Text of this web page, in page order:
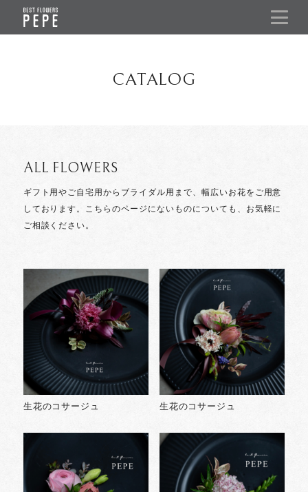
CATALOG
ALL FLOWERS
ギフト用やご自宅用からブライダル用まで、幅広いお花をご用意
しております。 こちらのページにないものについても、お気軽に
ご相談ください。
生花のコサージュ 生花のコサージュ